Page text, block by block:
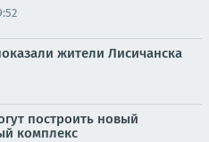
жители Лисичанска
построить новый
комплекс